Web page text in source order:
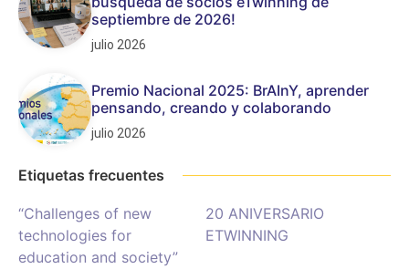
septiembre de 2026!
julio 2026
Premio Nacional 2025: BrAInY, aprender
pensando, creando y colaborando
julio 2026
Etiquetas frecuentes
“Challenges of new
technologies for
education and society”
20 ANIVERSARIO
ETWINNING